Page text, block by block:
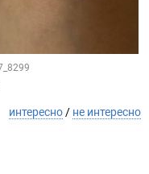
интересно / не интересно